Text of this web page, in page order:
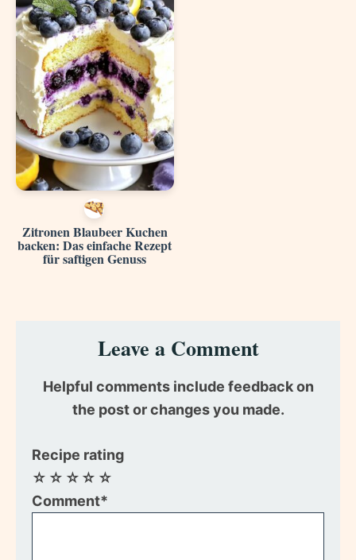
Zitronen Blaubeer Kuchen
backen: Das einfache Rezept
für saftigen Genuss
InteractionsLeave a Comment
Helpful comments include feedback on
the post or changes you made.
Recipe rating
☆
☆
☆
☆
☆
Comment*